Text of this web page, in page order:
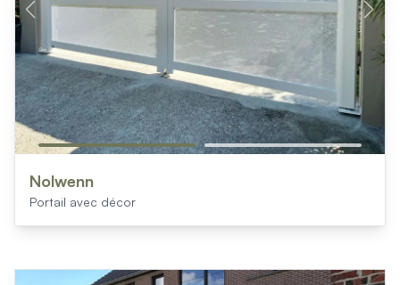
Nolwenn
Portail avec décor